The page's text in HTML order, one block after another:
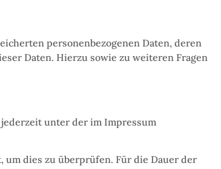
personenbezogenen Daten, deren
Daten. Hierzu sowie zu weiteren Fragen
unter der im Impressum
um dies zu überprüfen. Für die Dauer der